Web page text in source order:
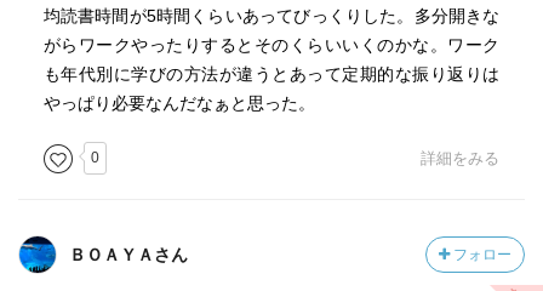
均読書時間が5時間くらいあってびっくりした。多分開きな
がらワークやったりするとそのくらいいくのかな。ワーク
も年代別に学びの方法が違うとあって定期的な振り返りは
やっぱり必要なんだなぁと思った。
0 詳細をみる
ＢＯＡＹＡさん フォロー